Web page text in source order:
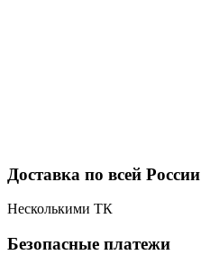
Доставка по всей России
Несколькими ТК
Безопасные платежи